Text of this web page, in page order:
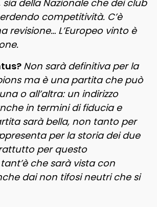
della Nazionale che dei club
competitività. C’è
revisione… L’Europeo vinto è
Non sarà definitiva per la
ma è una partita che può
o all’altra: un indirizzo
in termini di fiducia e
sarà bella, non tanto per
per la storia dei due
per questo
che sarà vista con
dai non tifosi neutri che si